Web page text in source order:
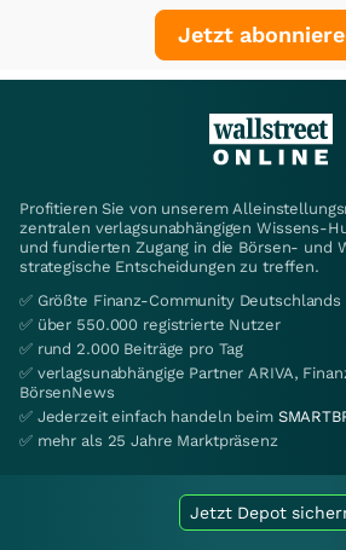
Jetzt
Profitieren Sie von unserem
zentralen verlagsunabhängigen Wissens-
und fundierten Zugang in die Börsen- und
strategische Entscheidungen zu treffen.
✅ Größte Finanz-Community Deutschlands
✅ über 550.000 registrierte Nutzer
✅ rund 2.000 Beiträge pro Tag
✅ verlagsunabhängige Partner ARIVA,
BörsenNews
✅ Jederzeit einfach handeln beim
✅ mehr als 25 Jahre Marktpräsenz
Jetzt Depot